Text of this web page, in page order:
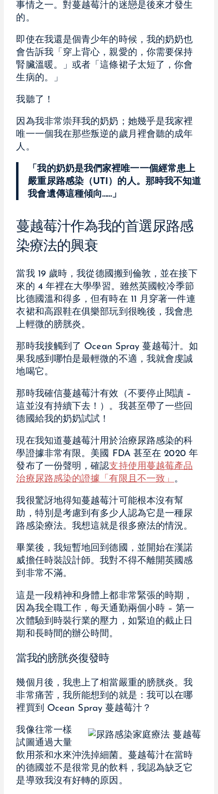
事情之一。對蔓越莓汁的迷戀是後來才發生
的。
即使在我還是個青少年的時候，我的奶奶也
會告訴我「穿上背心，親愛的，你需要保持
腎臟溫暖。」或者「這條裙子太短了，你會
生病的。」
我聽了！
因為我非常崇拜我的奶奶；她幾乎是我家裡
唯一一個我在那些叛逆的歲月裡會聽的成年
人。
「我的奶奶是我們家裡唯一一個經常患上
嚴重尿路感染（UTI）的人。那時我不知道
我會遺傳這種傾向……」
蔓越莓汁作為我的首選尿路感
染療法的興衰
當我 19 歲時，我從德國搬到倫敦，並在接下
來的 4 年裡在大學學習。雖然英國較冷季節
比德國溫和得多，但有時在 11 月穿著一件連
衣裙和高跟鞋在俱樂部玩到很晚後，我會患
上輕微的膀胱炎。
那時我接觸到了 Ocean Spray 蔓越莓汁。如
果我感到哪怕是最輕微的不適，我就會虔誠
地喝它。
那時我確信蔓越莓汁有效（不要停止閱讀 –
這並沒有持續下去！）。我甚至帶了一些回
德國給我的奶奶試試！
現在我知道蔓越莓汁用於治療尿路感染的科
學證據非常有限。美國 FDA 甚至在 2020 年
發布了一份聲明，確認支持使用蔓越莓產品
治療尿路感染的證據「有限且不一致」 。
我很驚訝地得知蔓越莓汁可能根本沒有幫
助，特別是考慮到有多少人認為它是一種尿
路感染療法。我想這就是很多療法的情況。
畢業後，我短暫地回到德國，並開始在漢諾
威擔任時裝設計師。我對不得不離開英國感
到非常不滿。
這是一段精神和身體上都非常緊張的時期，
因為我全職工作，每天通勤兩個小時 – 第一
次體驗到時裝行業的壓力，如緊迫的截止日
期和長時間的辦公時間。
當我的膀胱炎復發時
幾個月後，我患上了相當嚴重的膀胱炎。我
非常痛苦，我所能想到的就是：我可以在哪
裡買到 Ocean Spray 蔓越莓汁？
我像往常一樣
試圖通過大量
飲用茶和水來沖洗掉細菌。蔓越莓汁在當時
的德國並不是很常見的飲料，我認為缺乏它
是導致我沒有好轉的原因。